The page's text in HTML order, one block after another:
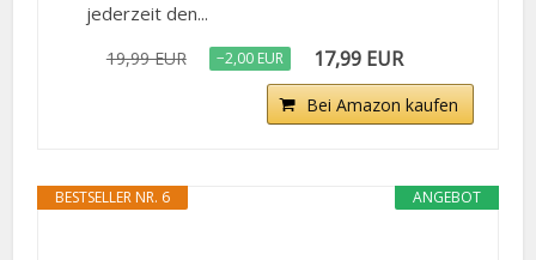
jederzeit den...
19,99 EUR −2,00 EUR 17,99 EUR
Bei Amazon kaufen
ANGEBOT
BESTSELLER NR. 6